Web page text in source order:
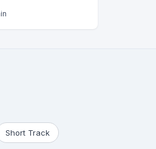
Gold und Silber.
Short Track